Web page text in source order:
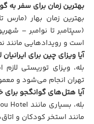
بهترین زمان برای سفر به
بهترین زمان بهار (مارس
(سپتامبر تا نوامبر –
است و رویدادهایی مانند
آیا ویزای چین برای
بله، ویزای توریستی
تهران انجام می‌شود و معمولاً 7 – 10 روز کاری طول
آیا هتل‌های گوانگجو
مانند استخر کودکان و